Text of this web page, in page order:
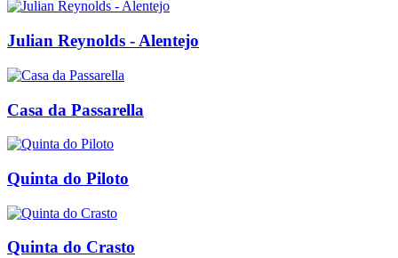
Julian Reynolds - Alentejo
Casa da Passarella
Quinta do Piloto
Quinta do Crasto